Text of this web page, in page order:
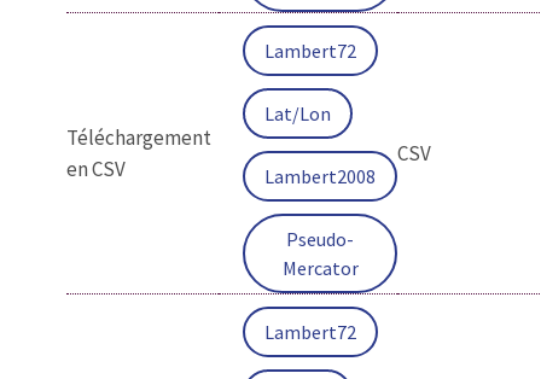
Téléchargement
en CSV
Lambert72
Lat/Lon
Lambert2008
Pseudo-
Mercator
CSV
Lambert72